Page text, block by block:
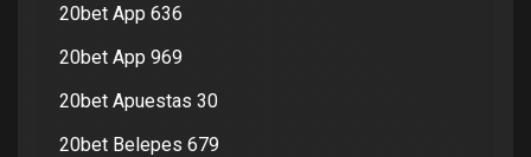
20bet App 636
20bet App 969
20bet Apuestas 30
20bet Belepes 679